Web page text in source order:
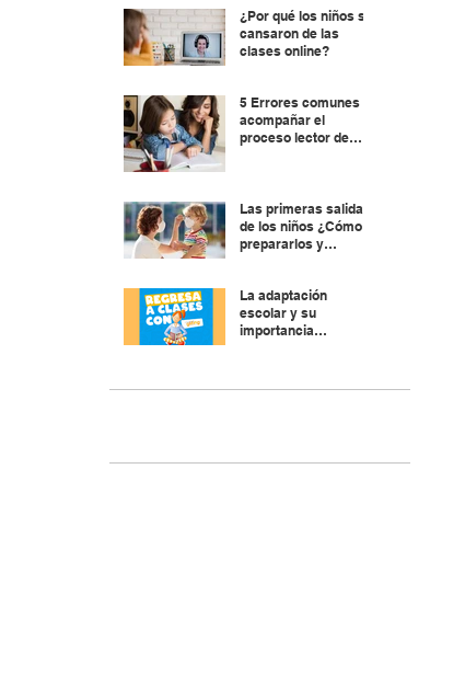
¿Por qué los niños se
cansaron de las
clases online?
5 Errores comunes al
acompañar el
proceso lector de
Las primeras salidas
de los niños ¿Cómo
prepararlos y
La adaptación
escolar y su
importancia